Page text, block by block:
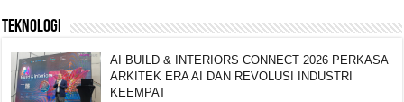
TEKNOLOGI
AI BUILD & INTERIORS CONNECT 2026 PERKASA
ARKITEK ERA AI DAN REVOLUSI INDUSTRI
KEEMPAT